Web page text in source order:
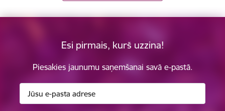
Esi pirmais, kurš uzzina!
Piesakies jaunumu saņemšanai savā e-pastā.